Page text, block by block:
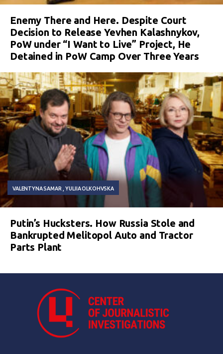
Enemy There and Here. Despite Court
Decision to Release Yevhen Kalashnykov,
PoW under “I Want to Live” Project, He
Detained in PoW Camp Over Three Years
VALENTYNA SAMAR YULIIA OLKOHVSKA
Putin’s Hucksters. How Russia Stole and
Bankrupted Melitopol Auto and Tractor
Parts Plant